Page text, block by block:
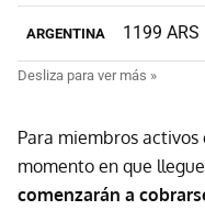
ARGENTINA 1199 ARS
Para miembros activos
momento en que
comenzarán a